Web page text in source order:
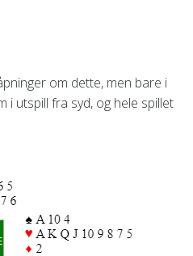
om dette, men bare i
i utspill fra syd, og hele spillet